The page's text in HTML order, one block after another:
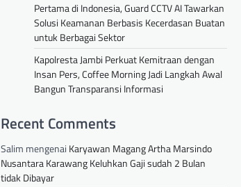
Pertama di Indonesia, Guard CCTV AI Tawarkan
Solusi Keamanan Berbasis Kecerdasan Buatan
untuk Berbagai Sektor
Kapolresta Jambi Perkuat Kemitraan dengan
Insan Pers, Coffee Morning Jadi Langkah Awal
Bangun Transparansi Informasi
Recent Comments
Salim mengenai Karyawan Magang Artha Marsindo
Nusantara Karawang Keluhkan Gaji sudah 2 Bulan
tidak Dibayar